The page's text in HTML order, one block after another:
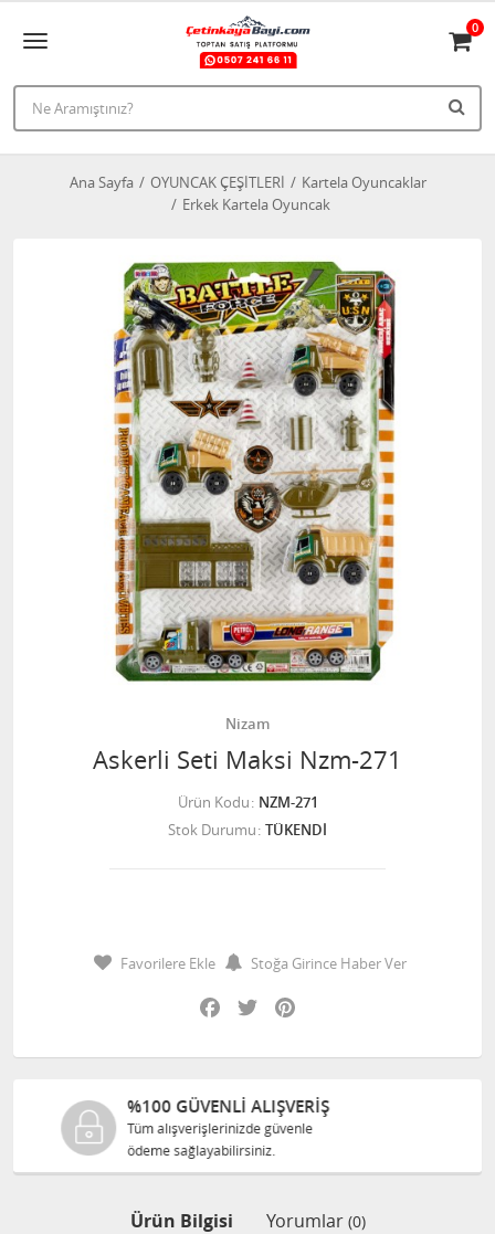
0
Ana Sayfa OYUNCAK ÇEŞİTLERİ
Kartela Oyuncaklar
Erkek Kartela Oyuncak
Nizam
Askerli Seti Maksi Nzm-271
Ürün Kodu NZM-271
Stok Durumu TÜKENDİ
Favorilere Ekle
Stoğa Girince Haber Ver
Facebook
Twitter
ALIŞVERİŞ
güvenle
Ürün Bilgisi Yorumlar (0)